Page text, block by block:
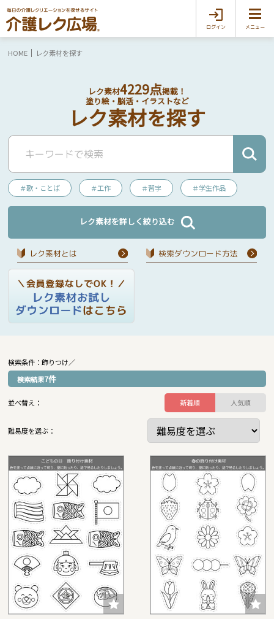
ログイン メニュー
HOME レク素材を探す
レク素材4229点掲載！
塗り絵・脳活・イラストなど
レク素材を探す
＃歌・ことば ＃工作 ＃習字 ＃学生作品
レク素材を詳しく絞り込む
レク素材とは 検索ダウンロード⽅法
検索条件：飾りつけ／
検索結果7件
並べ替え： 新着順 人気順
難易度を選ぶ：